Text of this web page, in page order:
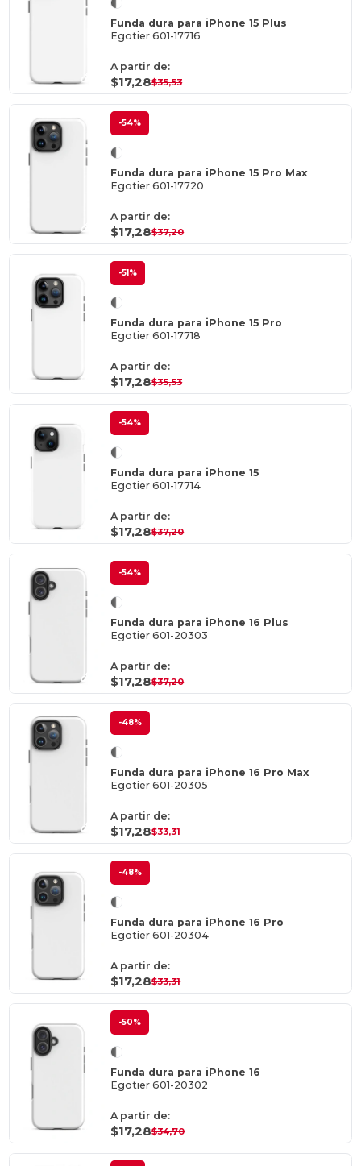
Funda dura para iPhone 15 Plus
Egotier 601-17716
A partir de:
$17,28$35,53
-54%
Funda dura para iPhone 15 Pro Max
Egotier 601-17720
A partir de:
$17,28$37,20
-51%
Funda dura para iPhone 15 Pro
Egotier 601-17718
A partir de:
$17,28$35,53
-54%
Funda dura para iPhone 15
Egotier 601-17714
A partir de:
$17,28$37,20
-54%
Funda dura para iPhone 16 Plus
Egotier 601-20303
A partir de:
$17,28$37,20
-48%
Funda dura para iPhone 16 Pro Max
Egotier 601-20305
A partir de:
$17,28$33,31
-48%
Funda dura para iPhone 16 Pro
Egotier 601-20304
A partir de:
$17,28$33,31
-50%
Funda dura para iPhone 16
Egotier 601-20302
A partir de:
$17,28$34,70